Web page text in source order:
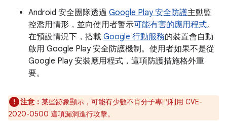
Android 安全團隊透過 Google Play 安全防護主動監
控濫用情形，並向使用者警示可能有害的應用程式。
在預設情況下，搭載 Google 行動服務的裝置會自動
啟用 Google Play 安全防護機制。使用者如果不是從
Google Play 安裝應用程式，這項防護措施格外重
要。
注意： 某些跡象顯示，可能有少數不肖分子專門利用 CVE-
2020-0500 這項漏洞進行攻擊。